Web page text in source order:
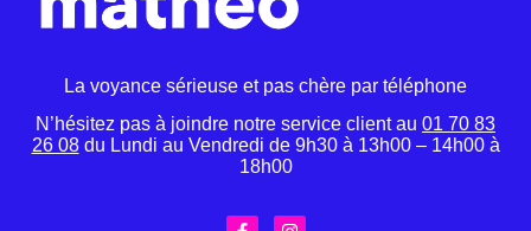
La voyance sérieuse et pas chère par téléphone
N’hésitez pas à joindre notre service client au 01 70 83
26 08du Lundi au Vendredi de 9h30 à 13h00 – 14h00 à
18h00